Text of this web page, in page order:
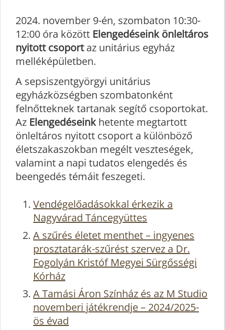
2024. november 9-én, szombaton 10:30-
12:00 óra között Elengedéseink önleltáros
nyitott csoportaz unitárius egyház
melléképületben.
A sepsiszentgyörgyi unitárius
egyházközségben szombatonként
felnőtteknek tartanak segítő csoportokat.
Az Elengedéseinkhetente megtartott
önleltáros nyitott csoport a különböző
életszakaszokban megélt veszteségek,
valamint a napi tudatos elengedés és
beengedés témáit feszegeti.
Vendégelőadásokkal érkezik a
Nagyvárad Táncegyüttes
A szűrés életet menthet – ingyenes
prosztatarák-szűrést szervez a Dr.
Fogolyán Kristóf Megyei Sürgősségi
Kórház
A Tamási Áron Színház és az M Studio
novemberi játékrendje – 2024/2025-
ös évad